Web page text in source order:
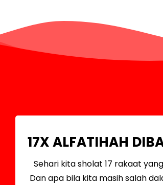
17X ALFATIHAH
Sehari kita sholat 17 rakaat
Dan apa bila kita masih salah